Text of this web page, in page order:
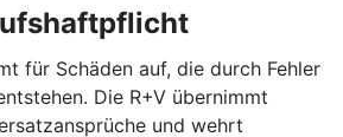
für Schäden auf, die durch Fehler
Die R+V übernimmt
und wehrt